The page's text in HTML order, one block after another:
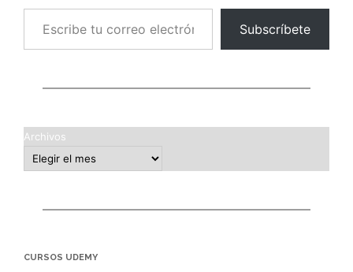
Escribe tu correo electrónico…
Subscríbete
Archivos
CURSOS UDEMY